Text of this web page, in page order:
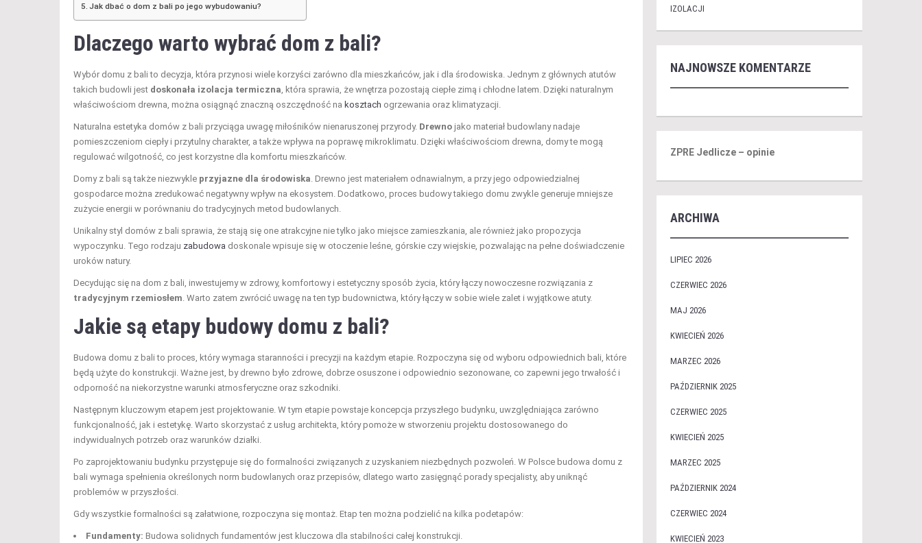
Jak dbać o dom z bali po jego wybudowaniu?
Dlaczego warto wybrać dom z bali?
Wybór domu z bali to decyzja, która przynosi wiele korzyści zarówno dla mieszkańców, jak i dla środowiska. Jednym z głównych atutów
takich budowli jest doskonała izolacja termiczna , która sprawia, że wnętrza pozostają ciepłe zimą i chłodne latem. Dzięki naturalnym
właściwościom drewna, można osiągnąć znaczną oszczędność na kosztach ogrzewania oraz klimatyzacji.
Naturalna estetyka domów z bali przyciąga uwagę miłośników nienaruszonej przyrody. Drewno jako materiał budowlany nadaje
pomieszczeniom ciepły i przytulny charakter, a także wpływa na poprawę mikroklimatu. Dzięki właściwościom drewna, domy te mogą
regulować wilgotność, co jest korzystne dla komfortu mieszkańców.
Domy z bali są także niezwykle przyjazne dla środowiska . Drewno jest materiałem odnawialnym, a przy jego odpowiedzialnej
gospodarce można zredukować negatywny wpływ na ekosystem. Dodatkowo, proces budowy takiego domu zwykle generuje mniejsze
zużycie energii w porównaniu do tradycyjnych metod budowlanych.
Unikalny styl domów z bali sprawia, że stają się one atrakcyjne nie tylko jako miejsce zamieszkania, ale również jako propozycja
wypoczynku. Tego rodzaju zabudowa doskonale wpisuje się w otoczenie leśne, górskie czy wiejskie, pozwalając na pełne doświadczenie
uroków natury.
Decydując się na dom z bali, inwestujemy w zdrowy, komfortowy i estetyczny sposób życia, który łączy nowoczesne rozwiązania z
tradycyjnym rzemiosłem . Warto zatem zwrócić uwagę na ten typ budownictwa, który łączy w sobie wiele zalet i wyjątkowe atuty.
Jakie są etapy budowy domu z bali?
Budowa domu z bali to proces, który wymaga staranności i precyzji na każdym etapie. Rozpoczyna się od wyboru odpowiednich bali, które
będą użyte do konstrukcji. Ważne jest, by drewno było zdrowe, dobrze osuszone i odpowiednio sezonowane, co zapewni jego trwałość i
odporność na niekorzystne warunki atmosferyczne oraz szkodniki.
Następnym kluczowym etapem jest projektowanie. W tym etapie powstaje koncepcja przyszłego budynku, uwzględniająca zarówno
funkcjonalność, jak i estetykę. Warto skorzystać z usług architekta, który pomoże w stworzeniu projektu dostosowanego do
indywidualnych potrzeb oraz warunków działki.
Po zaprojektowaniu budynku przystępuje się do formalności związanych z uzyskaniem niezbędnych pozwoleń. W Polsce budowa domu z
bali wymaga spełnienia określonych norm budowlanych oraz przepisów, dlatego warto zasięgnąć porady specjalisty, aby uniknąć
problemów w przyszłości.
Gdy wszystkie formalności są załatwione, rozpoczyna się montaż. Etap ten można podzielić na kilka podetapów:
Fundamenty: Budowa solidnych fundamentów jest kluczowa dla stabilności całej konstrukcji.
IZOLACJI
NAJNOWSZE KOMENTARZE
ZPRE Jedlicze – opinie
ARCHIWA
LIPIEC 2026
CZERWIEC 2026
MAJ 2026
KWIECIEŃ 2026
MARZEC 2026
PAŹDZIERNIK 2025
CZERWIEC 2025
KWIECIEŃ 2025
MARZEC 2025
PAŹDZIERNIK 2024
CZERWIEC 2024
KWIECIEŃ 2023